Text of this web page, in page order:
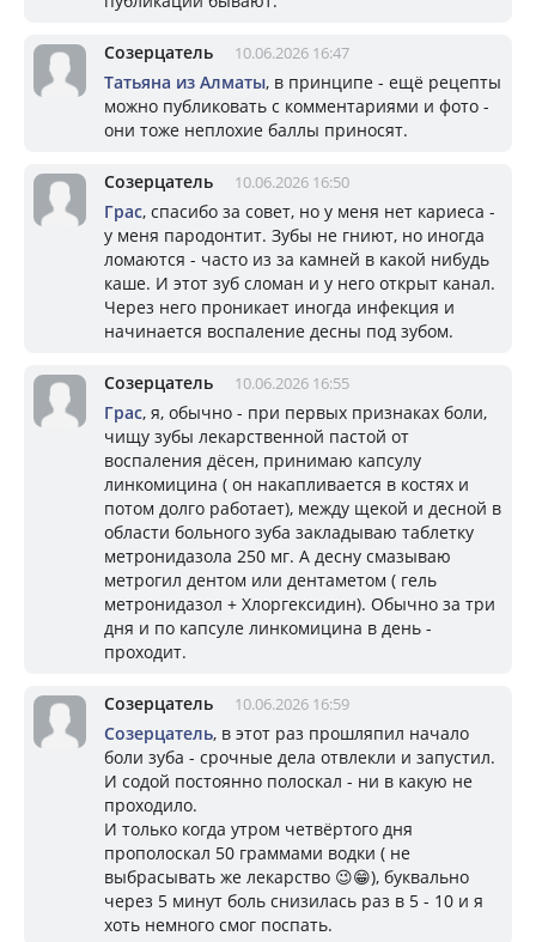
Созерцатель 10.06.2026 16:47
Татьяна из Алматы, в принципе - ещё рецепты
можно публиковать с комментариями и фото -
они тоже неплохие баллы приносят.
Созерцатель 10.06.2026 16:50
Грас, спасибо за совет, но у меня нет кариеса -
у меня пародонтит. Зубы не гниют, но иногда
ломаются - часто из за камней в какой нибудь
каше. И этот зуб сломан и у него открыт канал.
Через него проникает иногда инфекция и
начинается воспаление десны под зубом.
Созерцатель 10.06.2026 16:55
Грас, я, обычно - при первых признаках боли,
чищу зубы лекарственной пастой от
воспаления дёсен, принимаю капсулу
линкомицина ( он накапливается в костях и
потом долго работает), между щекой и десной в
области больного зуба закладываю таблетку
метронидазола 250 мг. А десну смазываю
метрогил дентом или дентаметом ( гель
метронидазол + Хлоргексидин). Обычно за три
дня и по капсуле линкомицина в день -
проходит.
Созерцатель 10.06.2026 16:59
Созерцатель, в этот раз прошляпил начало
боли зуба - срочные дела отвлекли и запустил.
И содой постоянно полоскал - ни в какую не
проходило.
И только когда утром четвёртого дня
прополоскал 50 граммами водки ( не
выбрасывать же лекарство 😉😁), буквально
через 5 минут боль снизилась раз в 5 - 10 и я
хоть немного смог поспать.